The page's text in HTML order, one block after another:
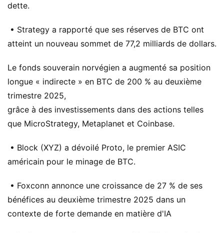
dette.
• Strategy a rapporté que ses réserves de BTC ont
atteint un nouveau sommet de 77,2 milliards de dollars.
Le fonds souverain norvégien a augmenté sa position
longue « indirecte » en BTC de 200 % au deuxième
trimestre 2025,
grâce à des investissements dans des actions telles
que MicroStrategy, Metaplanet et Coinbase.
• Block (XYZ) a dévoilé Proto, le premier ASIC
américain pour le minage de BTC.
• Foxconn annonce une croissance de 27 % de ses
bénéfices au deuxième trimestre 2025 dans un
contexte de forte demande en matière d'IA